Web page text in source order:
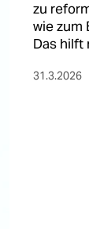
zu
wie zum
Das hilft
31.3.2026